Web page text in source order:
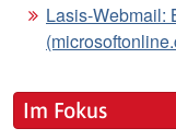
Lasis-Webmail:
Im Fokus